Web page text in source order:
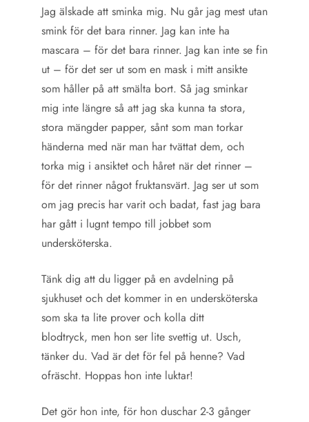
Jag älskade att sminka mig. Nu går jag mest utan
smink för det bara rinner. Jag kan inte ha
mascara – för det bara rinner. Jag kan inte se fin
ut – för det ser ut som en mask i mitt ansikte
som håller på att smälta bort. Så jag sminkar
mig inte längre så att jag ska kunna ta stora,
stora mängder papper, sånt som man torkar
händerna med när man har tvättat dem, och
torka mig i ansiktet och håret när det rinner –
för det rinner något fruktansvärt. Jag ser ut som
om jag precis har varit och badat, fast jag bara
har gått i lugnt tempo till jobbet som
undersköterska.
Tänk dig att du ligger på en avdelning på
sjukhuset och det kommer in en undersköterska
som ska ta lite prover och kolla ditt
blodtryck, men hon ser lite svettig ut. Usch,
tänker du. Vad är det för fel på henne? Vad
ofräscht. Hoppas hon inte luktar!
Det gör hon inte, för hon duschar 2-3 gånger